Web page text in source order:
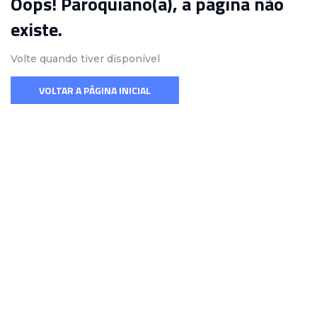
existe.
Volte quando tiver disponível
VOLTAR A PÁGINA INICIAL